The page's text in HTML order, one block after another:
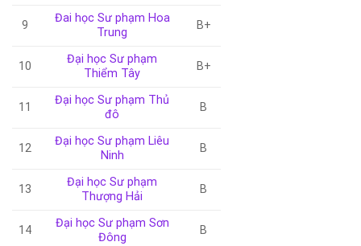
9
Đai học Sư phạm Hoa
Trung
B+
10
Đại học Sư phạm
Thiểm Tây
B+
11
Đại học Sư phạm Thủ
đô
B
12
Đại học Sư phạm Liêu
Ninh
B
13
Đại học Sư phạm
Thượng Hải
B
14
Đại học Sư phạm Sơn
Đông
B